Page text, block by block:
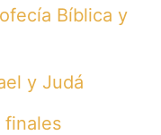
Bíblica y
y Judá
finales